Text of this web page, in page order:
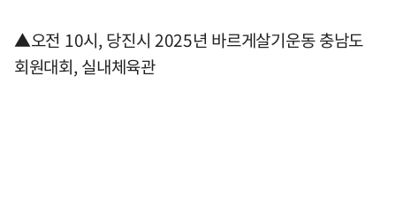
▲오전 10시, 당진시 2025년 바르게살기운동 충남도
회원대회, 실내체육관